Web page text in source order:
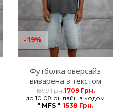
Футболка оверсайз
виварена з текстом
темно-сіра MFStore
1899 Грн.1709 Грн.
до 10.08 онлайн з кодом
" MFS " 1538 Грн.
-19%